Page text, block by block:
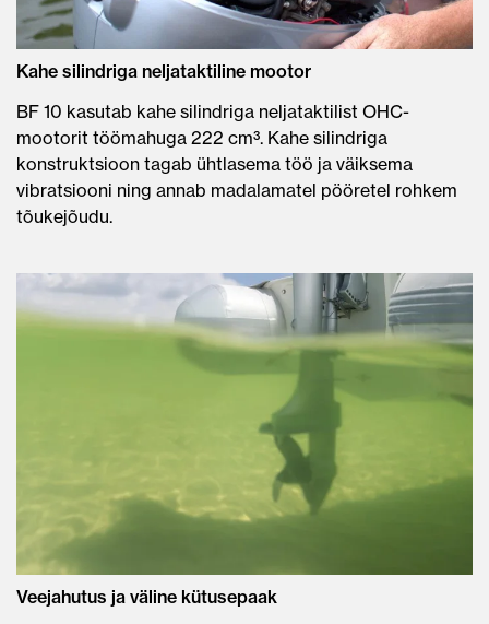
Kahe silindriga neljataktiline mootor
BF 10 kasutab kahe silindriga neljataktilist OHC-
mootorit töömahuga 222 cm³. Kahe silindriga
konstruktsioon tagab ühtlasema töö ja väiksema
vibratsiooni ning annab madalamatel pööretel rohkem
tõukejõudu.
Veejahutus ja väline kütusepaak